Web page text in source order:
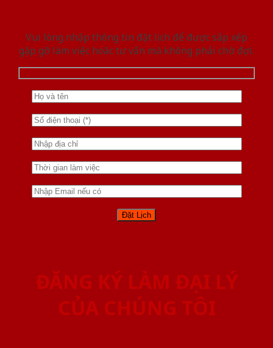
Vui lòng nhập thông tin đặt lịch để được sắp xếp
gặp gỡ làm việc hoăc tư vấn mà không phải chờ đợi.
ĐĂNG KÝ LÀM ĐẠI LÝ
CỦA CHÚNG TÔI